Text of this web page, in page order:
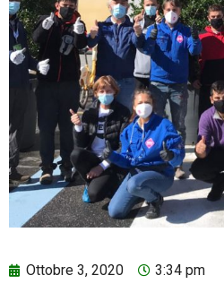
Ottobre 3, 2020 3:34 pm